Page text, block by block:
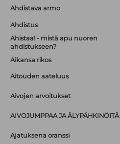
Ahdistava armo
Ahdistus
Ahistaa! - mistä apu nuoren
ahdistukseen?
Aikansa rikos
Aitouden aateluus
Aivojen arvoitukset
AIVOJUMPPAA JA ÄLYPÄHKINÖITÄ
Ajatuksena oranssi